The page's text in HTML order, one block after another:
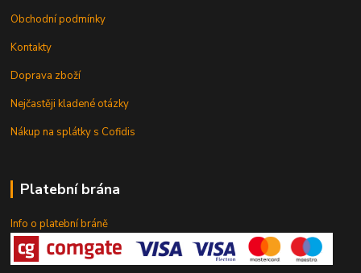
Obchodní podmínky
Kontakty
Doprava zboží
Nejčastěji kladené otázky
Nákup na splátky s Cofidis
Platební brána
Info o platební bráně